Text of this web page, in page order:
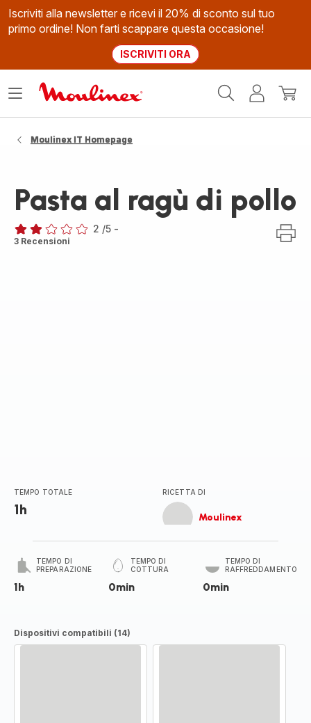
Iscriviti alla newsletter e ricevi il 20% di sconto sul tuo
primo ordine! Non farti scappare questa occasione!
ISCRIVITI ORA
Il
Apri
Moulinex IT Homepage
Pasta al ragù di pollo
Recensione
2 /5 -
3 Recensioni
TEMPO TOTALE
1h
RICETTA DI
Moulinex
TEMPO DI
PREPARAZIONE
1h
TEMPO DI
COTTURA
0min
TEMPO DI
RAFFREDDAMENTO
0min
Dispositivi compatibili (14)